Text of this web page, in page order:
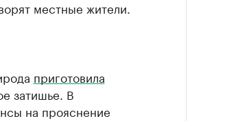
местные жители.
приготовила
затишье. В
на прояснение